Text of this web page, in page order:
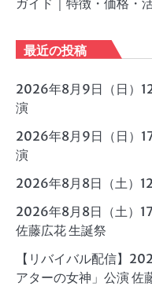
最近の投稿
2026年8月9日（日）
演
2026年8月9日（日）
演
2026年8月8日（土）
2026年8月8日（土）
佐藤広花 生誕祭
【リバイバル配信】
アターの女神」公演 佐